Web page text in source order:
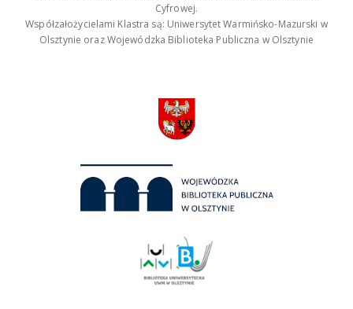
Cyfrowej.
Współzałożycielami Klastra są: Uniwersytet Warmińsko-Mazurski w
Olsztynie oraz Wojewódzka Biblioteka Publiczna w Olsztynie